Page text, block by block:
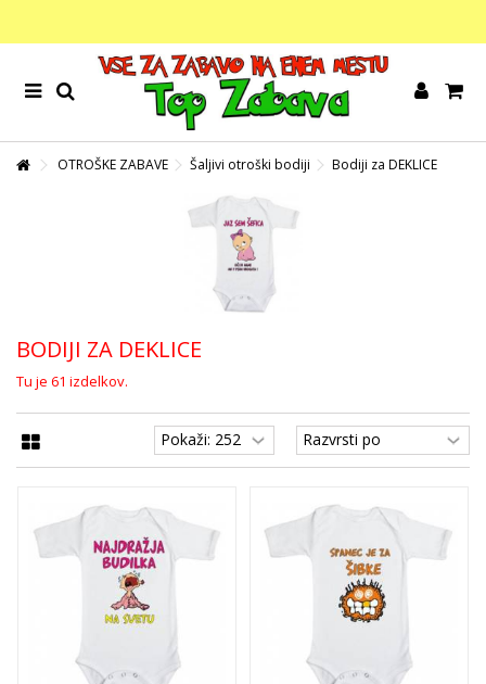
OTROŠKE ZABAVE Šaljivi otroški bodiji Bodiji za DEKLICE
BODIJI ZA DEKLICE
Tu je 61 izdelkov.